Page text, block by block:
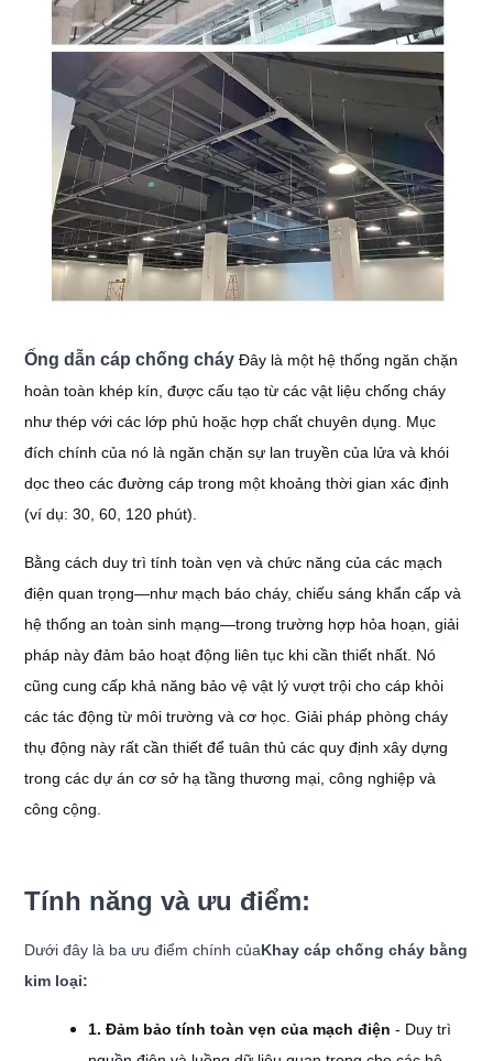
Ống dẫn cáp chống cháyĐây là một hệ thống ngăn chặn
hoàn toàn khép kín, được cấu tạo từ các vật liệu chống cháy
như thép với các lớp phủ hoặc hợp chất chuyên dụng. Mục
đích chính của nó là ngăn chặn sự lan truyền của lửa và khói
dọc theo các đường cáp trong một khoảng thời gian xác định
(ví dụ: 30, 60, 120 phút).
Bằng cách duy trì tính toàn vẹn và chức năng của các mạch
điện quan trọng—như mạch báo cháy, chiếu sáng khẩn cấp và
hệ thống an toàn sinh mạng—trong trường hợp hỏa hoạn, giải
pháp này đảm bảo hoạt động liên tục khi cần thiết nhất. Nó
cũng cung cấp khả năng bảo vệ vật lý vượt trội cho cáp khỏi
các tác động từ môi trường và cơ học. Giải pháp phòng cháy
thụ động này rất cần thiết để tuân thủ các quy định xây dựng
trong các dự án cơ sở hạ tầng thương mại, công nghiệp và
công cộng.
Tính năng và ưu điểm:
Dưới đây là ba ưu điểm chính củaKhay cáp chống cháy bằng
kim loại:
1. Đảm bảo tính toàn vẹn của mạch điện - Duy trì